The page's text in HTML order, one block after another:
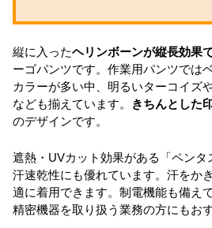
縦に入ったヘリンボーンが縦長効果
ーゴパンツです。作業用パンツでは
カラーが多い中、明るいターコイズ
なども揃えています。
きちんとした
のデザインです。
遮熱・UVカット効果がある「ペンタ
汗速乾性にも優れています。汗をか
適に着用できます。制電機能も備え
精密機器を取り扱う業務の方にもお